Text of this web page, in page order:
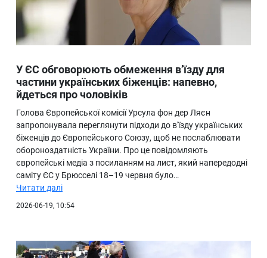
У ЄС обговорюють обмеження в’їзду для
частини українських біженців: напевно,
йдеться про чоловіків
Голова Європейської комісії Урсула фон дер Ляєн
запропонувала переглянути підходи до в'їзду українських
біженців до Європейського Союзу, щоб не послаблювати
обороноздатність України. Про це повідомляють
європейські медіа з посиланням на лист, який напередодні
саміту ЄС у Брюсселі 18–19 червня було…
Читати далі
2026-06-19, 10:54